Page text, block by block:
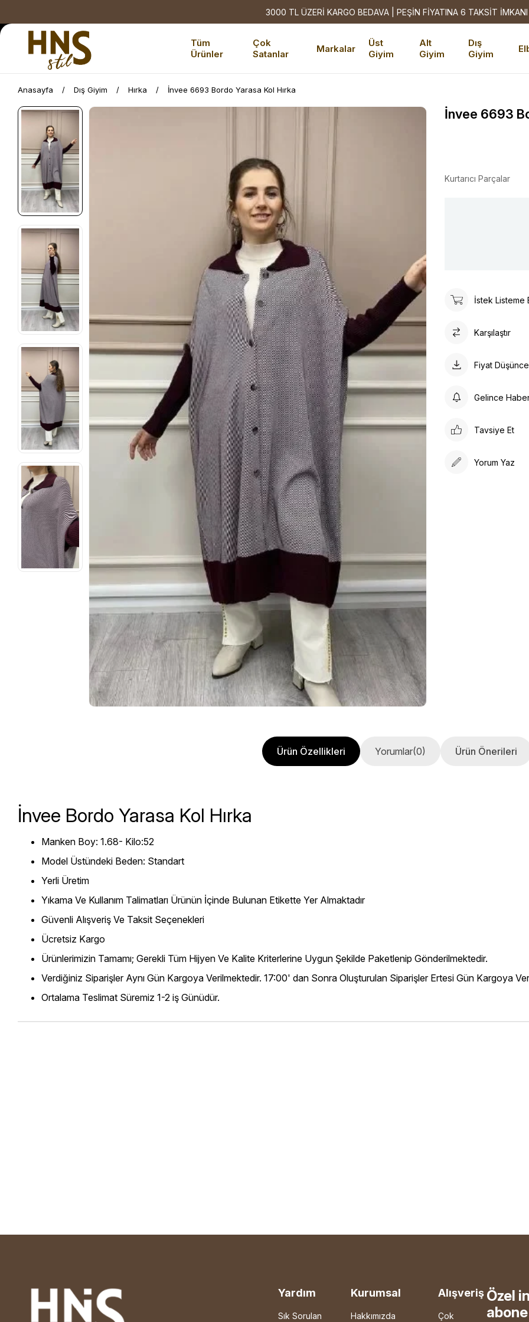
3000 TL ÜZERİ KARGO BEDAVA | PEŞİN FİYATINA 6 TAKSİT İMKANI
Tüm
Ürünler
Çok
Satanlar
Markalar
Üst
Giyim
Alt
Giyim
Dış
Giyim
Anasayfa Dış Giyim Hırka İnvee 6693 Bordo Yarasa Kol Hırka
İnvee 6693
Kurtarıcı Parçalar
İstek Listeme
Karşılaştır
Fiyat
Gelince
Tavsiye Et
Yorum Yaz
Ürün Özellikleri Yorumlar(0) Ürün Önerileri
İnvee Bordo Yarasa Kol Hırka
Manken Boy: 1.68- Kilo:52
Model Üstündeki Beden: Standart
Yerli Üretim
Yıkama Ve Kullanım Talimatları Ürünün İçinde Bulunan Etikette Yer Almaktadır
Güvenli Alışveriş Ve Taksit Seçenekleri
Ücretsiz Kargo
Ürünlerimizin Tamamı; Gerekli Tüm Hijyen Ve Kalite Kriterlerine Uygun Şekilde Paketlenip Gönderilmektedir.
Verdiğiniz Siparişler Aynı Gün Kargoya Verilmektedir. 17:00' dan Sonra Oluşturulan Siparişler Ertesi Gün Kargoya
Ortalama Teslimat Süremiz 1-2 iş Günüdür.
Yardım
Sık Sorulan
Kurumsal
Hakkımızda
Alışveriş
Çok
Özel